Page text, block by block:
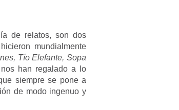
de relatos, son dos
mundialmente
Tío Elefante, Sopa
han regalado a lo
siempre se pone a
de modo ingenuo y